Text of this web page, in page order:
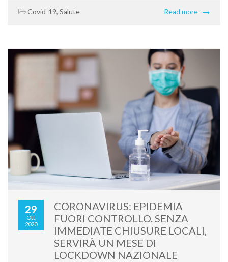
Covid-19, Salute Read more
29
Ott,
2020
CORONAVIRUS: EPIDEMIA
FUORI CONTROLLO. SENZA
IMMEDIATE CHIUSURE LOCALI,
SERVIRÀ UN MESE DI
LOCKDOWN NAZIONALE